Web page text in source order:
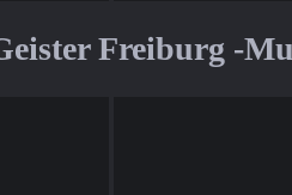
Freiburg -